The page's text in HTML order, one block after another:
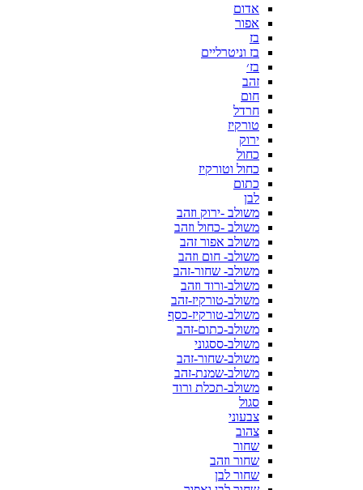
אדום
אפור
בז
בז וניטרליים
בז׳
זהב
חום
חרדל
טורקיז
ירוק
כחול
כחול וטורקיז
כתום
לבן
משולב -ירוק וזהב
משולב -כחול וזהב
משולב אפור זהב
משולב- חום וזהב
משולב- שחור-זהב
משולב-ורוד וזהב
משולב-טורקיז-זהב
משולב-טורקיז-כסף
משולב-כתום-זהב
משולב-ססגוני
משולב-שחור-זהב
משולב-שמנת-זהב
משולב-תכלת ורוד
סגול
צבעוני
צהוב
שחור
שחור וזהב
שחור לבן